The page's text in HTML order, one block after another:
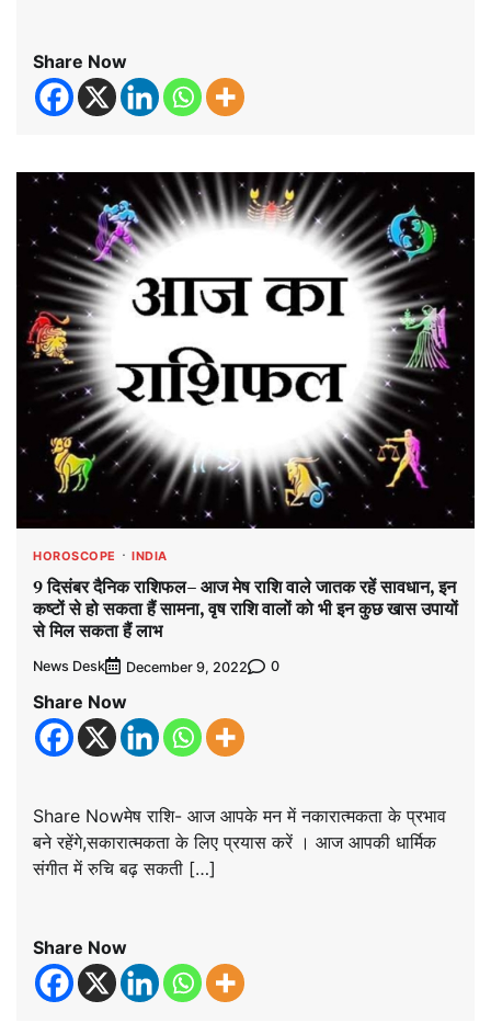
Share Now
HOROSCOPE INDIA
9 दिसंबर दैनिक राशिफल– आज मेष राशि वाले जातक रहें सावधान, इन
कष्टों से हो सकता हैं सामना, वृष राशि वालों को भी इन कुछ खास उपायों
से मिल सकता हैं लाभ
News Desk December 9, 2022 0
Share Now
Share Nowमेष राशि- आज आपके मन में नकारात्मकता के प्रभाव
बने रहेंगे,सकारात्मकता के लिए प्रयास करें । आज आपकी धार्मिक
संगीत में रुचि बढ़ सकती […]
Share Now